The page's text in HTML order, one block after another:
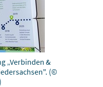
„Verbinden &
(©